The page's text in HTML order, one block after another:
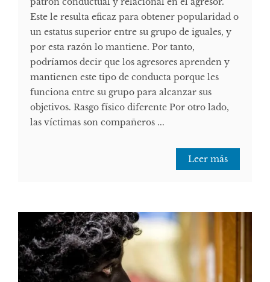
Este le resulta eficaz para obtener popularidad o
un estatus superior entre su grupo de iguales, y
por esta razón lo mantiene. Por tanto,
podríamos decir que los agresores aprenden y
mantienen este tipo de conducta porque les
funciona entre su grupo para alcanzar sus
objetivos. Rasgo físico diferente Por otro lado,
las víctimas son compañeros ...
Leer más